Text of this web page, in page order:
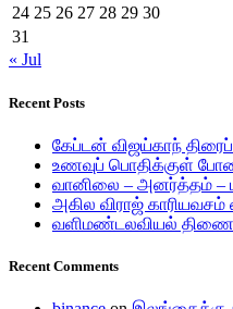
24 25 26 27 28 29 30
31
« Jul
Recent Posts
கேப்டன் விஜய்காந்
உணவுப் பொதிக்குள்
வானிலை – அனர்த்தம் –
அகில விராஜ் காரியவசம்
வளிமண்டலவியல்
Recent Comments